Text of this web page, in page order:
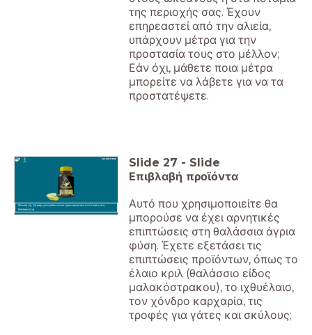
της περιοχής σας. Έχουν
επηρεαστεί από την αλιεία,
υπάρχουν μέτρα για την
προστασία τους στο μέλλον;
Εάν όχι, μάθετε ποια μέτρα
μπορείτε να λάβετε για να τα
προστατέψετε.
Μείωση της ζήτησης για προϊόντα που έχουν αρνητικές επιπτώσεις στη
θαλάσσια ζωή.
Slide 27 - Slide
Επιβλαβή προϊόντα
Αυτό που χρησιμοποιείτε θα
μπορούσε να έχει αρνητικές
επιπτώσεις στη θαλάσσια άγρια
φύση. Έχετε εξετάσει τις
επιπτώσεις προϊόντων, όπως το
έλαιο κριλ (θαλάσσιο είδος
μαλακόστρακου), το ιχθυέλαιο,
τον χόνδρο καρχαρία, τις
τροφές για γάτες και σκύλους;